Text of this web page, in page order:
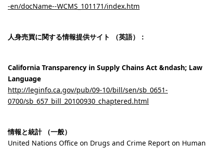
-en/docName--WCMS_101171/index.htm
人身売買に関する情報提供サイト （英語）：
California Transparency in Supply Chains Act &ndash; Law
Language
http://leginfo.ca.gov/pub/09-10/bill/sen/sb_0651-
0700/sb_657_bill_20100930_chaptered.html
情報と統計 （一般）
United Nations Office on Drugs and Crime Report on Human